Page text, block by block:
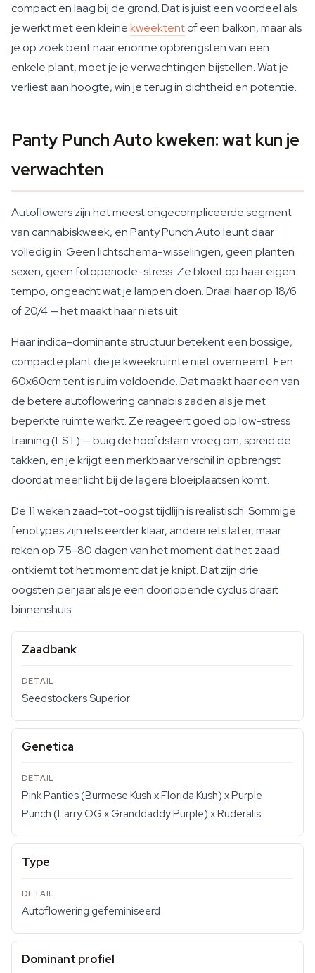
compact en laag bij de grond. Dat is juist een voordeel als
je werkt met een kleinekweektentof een balkon, maar als
je op zoek bent naar enorme opbrengsten van een
enkele plant, moet je je verwachtingen bijstellen. Wat je
verliest aan hoogte, win je terug in dichtheid en potentie.
Panty Punch Auto kweken: wat kun je
verwachten
Autoflowers zijn het meest ongecompliceerde segment
van cannabiskweek, en Panty Punch Auto leunt daar
volledig in. Geen lichtschema-wisselingen, geen planten
sexen, geen fotoperiode-stress. Ze bloeit op haar eigen
tempo, ongeacht wat je lampen doen. Draai haar op 18/6
of 20/4 — het maakt haar niets uit.
Haar indica-dominante structuur betekent een bossige,
compacte plant die je kweekruimte niet overneemt. Een
60x60cm tent is ruim voldoende. Dat maakt haar een van
de betere autoflowering cannabis zaden als je met
beperkte ruimte werkt. Ze reageert goed op low-stress
training (LST) — buig de hoofdstam vroeg om, spreid de
takken, en je krijgt een merkbaar verschil in opbrengst
doordat meer licht bij de lagere bloeiplaatsen komt.
De 11 weken zaad-tot-oogst tijdlijn is realistisch. Sommige
fenotypes zijn iets eerder klaar, andere iets later, maar
reken op 75-80 dagen van het moment dat het zaad
ontkiemt tot het moment dat je knipt. Dat zijn drie
oogsten per jaar als je een doorlopende cyclus draait
binnenshuis.
Zaadbank
Seedstockers Superior
Genetica
Pink Panties (Burmese Kush x Florida Kush) x Purple
Punch (Larry OG x Granddaddy Purple) x Ruderalis
Type
Autoflowering gefeminiseerd
Dominant profiel